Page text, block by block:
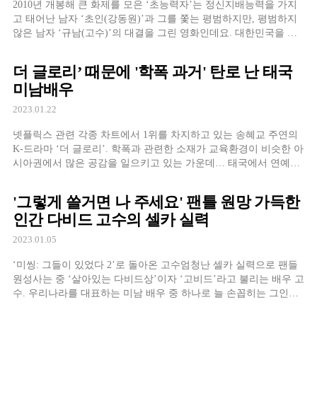
2010년 개봉해 큰 화제를 모은 ‘초능력자’는 정신지배능력을 가지
고 태어난 남자 ‘초인(강동원)’과 그를 쫓는 평범하지만, 평범하지
않은 남자 ‘규남(고수)’의 대결을 그린 영화인데요. 대한민국을 대
배우로 떠오른 정은채의 영화 데뷔작기도 합니다. 해당작에서 강동
원이 맡은 ‘초인’의 아역을 맡은 배우, 강동원과 무척 닮은 외모로
영화를 […]
더 글로리’ 때문에 '학폭 과거' 탄로 난 태국
미남배우
2023.01.22
넷플릭스 관련 각종 차트에서 1위를 차지하고 있는 송혜교 주연의
K-드라마 ‘더 글로리’. 학폭과 관련한 소재가 교육환경이 비슷한 아
시아권에서 많은 공감을 일으키고 있는 가운데… 태국에서 연예인
태그로 다양한 경험담을 쏟아내고 있는가운데, 일부 유명 연예인들
의 실명이 거론되기 시작했다. 특히 이병헌 […]
'그렇게 쓸거면 나 주세요' 팬틀 원망 가득한
인간 다비드 고수의 셀카 실력
2023.01.05
‘미씽: 그들이 있었다 2’로 돌아온 고수엄청난 셀카 실력으로 팬들
원성사는 중 ‘살아있는 다비드상’이자 ‘고비드’라고 불리는 배우 고
수. 우리나라를 대표하는 미남 배우 중 하나로 늘 손꼽히는 그인데